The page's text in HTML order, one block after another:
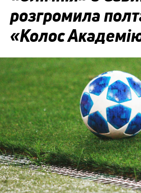
розгромила
«Колос